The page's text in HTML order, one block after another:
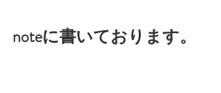
noteに書いております。